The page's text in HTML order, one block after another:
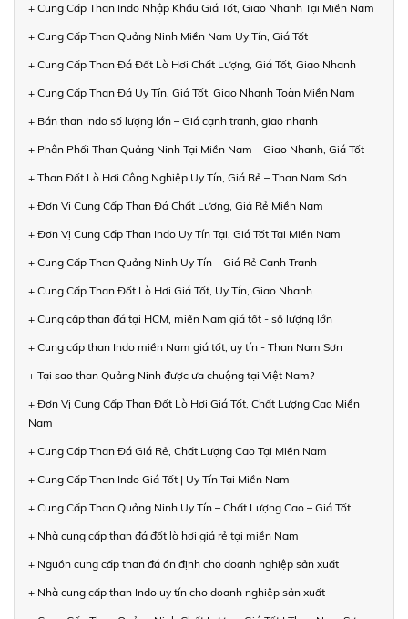
+ Cung Cấp Than Indo Nhập Khẩu Giá Tốt, Giao Nhanh Tại Miền Nam
+ Cung Cấp Than Quảng Ninh Miền Nam Uy Tín, Giá Tốt
+ Cung Cấp Than Đá Đốt Lò Hơi Chất Lượng, Giá Tốt, Giao Nhanh
+ Cung Cấp Than Đá Uy Tín, Giá Tốt, Giao Nhanh Toàn Miền Nam
+ Bán than Indo số lượng lớn – Giá cạnh tranh, giao nhanh
+ Phân Phối Than Quảng Ninh Tại Miền Nam – Giao Nhanh, Giá Tốt
+ Than Đốt Lò Hơi Công Nghiệp Uy Tín, Giá Rẻ – Than Nam Sơn
+ Đơn Vị Cung Cấp Than Đá Chất Lượng, Giá Rẻ Miền Nam
+ Đơn Vị Cung Cấp Than Indo Uy Tín Tại, Giá Tốt Tại Miền Nam
+ Cung Cấp Than Quảng Ninh Uy Tín – Giá Rẻ Cạnh Tranh
+ Cung Cấp Than Đốt Lò Hơi Giá Tốt, Uy Tín, Giao Nhanh
+ Cung cấp than đá tại HCM, miền Nam giá tốt - số lượng lớn
+ Cung cấp than Indo miền Nam giá tốt, uy tín - Than Nam Sơn
+ Tại sao than Quảng Ninh được ưa chuộng tại Việt Nam?
+ Đơn Vị Cung Cấp Than Đốt Lò Hơi Giá Tốt, Chất Lượng Cao Miền
Nam
+ Cung Cấp Than Đá Giá Rẻ, Chất Lượng Cao Tại Miền Nam
+ Cung Cấp Than Indo Giá Tốt | Uy Tín Tại Miền Nam
+ Cung Cấp Than Quảng Ninh Uy Tín – Chất Lượng Cao – Giá Tốt
+ Nhà cung cấp than đá đốt lò hơi giá rẻ tại miền Nam
+ Nguồn cung cấp than đá ổn định cho doanh nghiệp sản xuất
+ Nhà cung cấp than Indo uy tín cho doanh nghiệp sản xuất